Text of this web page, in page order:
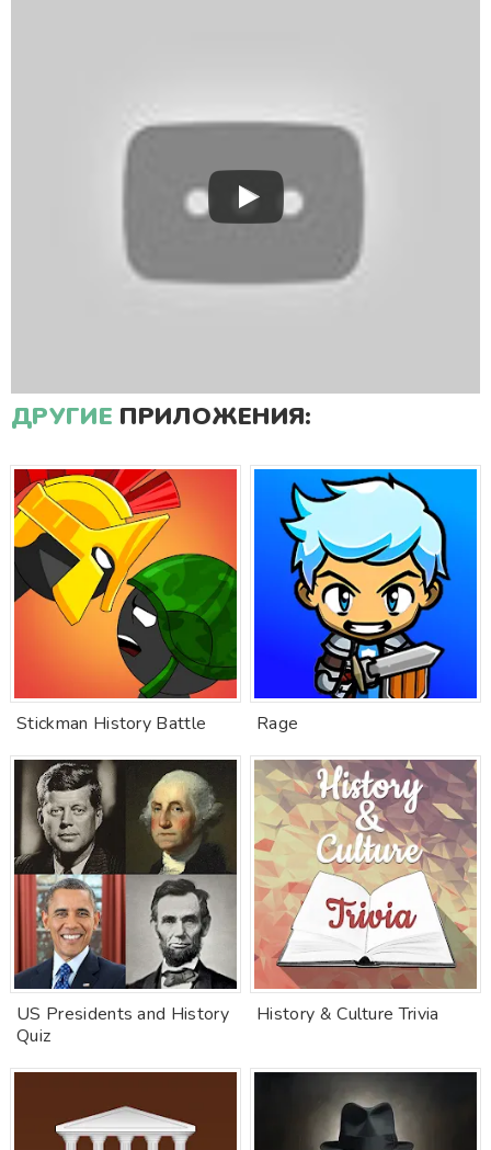
ДРУГИЕ ПРИЛОЖЕНИЯ:
Stickman History Battle Rage
US Presidents and History
Quiz
History & Culture Trivia